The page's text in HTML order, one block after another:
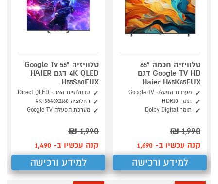
טלוויזיה חכמה "65
Google TV HD דגם
Haier H65K85FUX
מערכת הפעלה Google TV
תומך HDR10
תומך Dolby Digital
1,990
₪
קנה עכשיו ב- 1,690
למידע ורכישה
טלוויזיה "55 Google Tv
4K QLED דגם HAIER
H55S80FUX
טכנולוגיית הארה Direct QLED
רזולוציה 4K-3840X2160
מערכת הפעלה Google TV
1,990
₪
קנה עכשיו ב- 1,490
למידע ורכישה